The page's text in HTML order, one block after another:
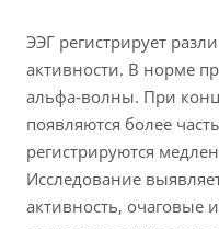
ЭЭГ регистрирует
активности. В норме
альфа-волны. При
появляются более
регистрируются
Исследование
активность,